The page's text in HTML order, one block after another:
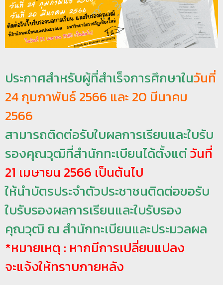
แ
ล
ะ
ป
ะ
ว
ผ
ล
ม
วิ
ท
ย
ลั
ประกาศสำหรับผู้ที่สำเร็จการศึกษาในวันที่
24 กุมภาพันธ์ 2566 และ 20 มีนาคม
2566
สามารถติดต่อรับใบผลการเรียนและใบรับ
รองคุณวุฒิที่สำนักทะเบียนได้ตั้งแต่วันที่
21 เมษายน 2566 เป็นต้นไป
ให้นำบัตรประจำตัวประชาชนติดต่อขอรับ
ใบรับรองผลการเรียนและใบรับรอง
คุณวุฒิ ณ สำนักทะเบียนและประมวลผล
*หมายเหตุ : หากมีการเปลี่ยนแปลง
จะแจ้งให้ทราบภายหลัง